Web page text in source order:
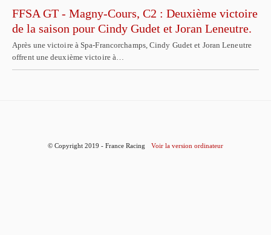
FFSA GT - Magny-Cours, C2 : Deuxième victoire
de la saison pour Cindy Gudet et Joran Leneutre.
Après une victoire à Spa-Francorchamps, Cindy Gudet et Joran Leneutre
offrent une deuxième victoire à…
© Copyright 2019 - France Racing Voir la version ordinateur